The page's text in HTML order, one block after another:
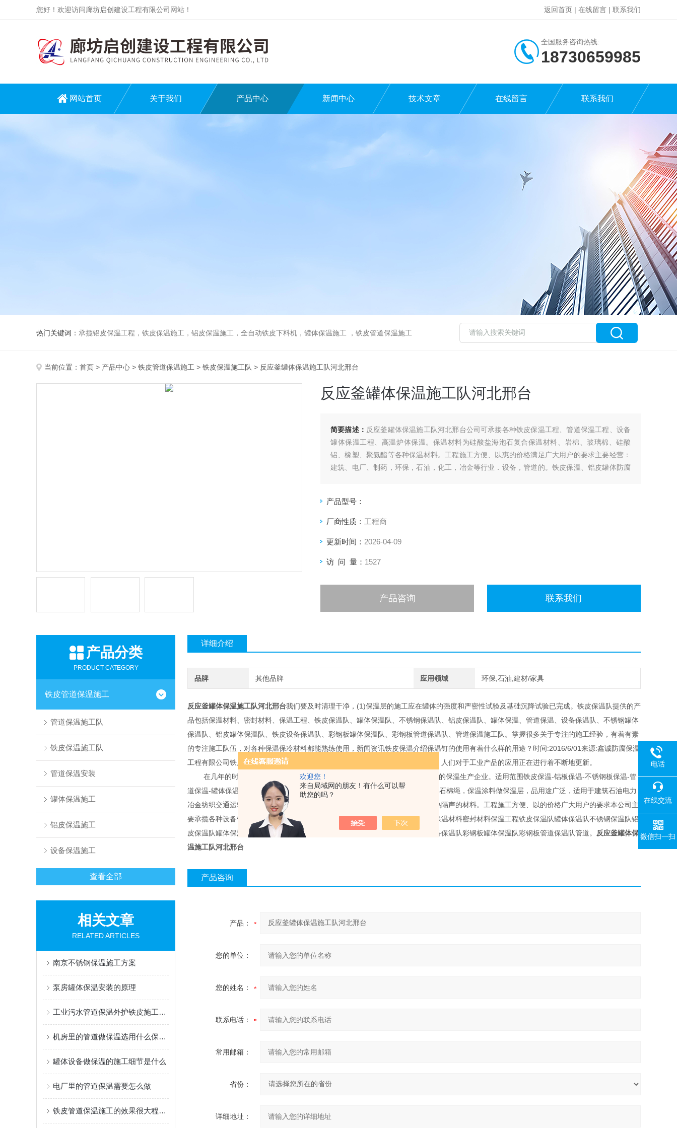
欢迎您！
来自局域网的朋友！有什么可以帮
助您的吗？
您好！欢迎访问廊坊启创建设工程有限公司网站！ 返回首页 | 在线留言 | 联系我们
全国服务咨询热线:
18730659985
网站首页 关于我们 产品中心 新闻中心 技术文章 在线留言 联系我们
热门关键词： 承揽铝皮保温工程，铁皮保温施工，铝皮保温施工，全自动铁皮下料机，罐体保温施工 ，铁皮管道保温施工
当前位置： 首页 > 产品中心 > 铁皮管道保温施工 > 铁皮保温施工队 > 反应釜罐体保温施工队河北邢台
反应釜罐体保温施工队河北邢台
简要描述： 反应釜罐体保温施工队河北邢台公司可承接各种铁皮保温工程、管道保温工程、设备
罐体保温工程、高温炉体保温。保温材料为硅酸盐海泡石复合保温材料、岩棉、玻璃棉、硅酸
铝、橡塑、聚氨酯等各种保温材料。工程施工方便、以惠的价格满足广大用户的要求主要经营：
建筑、电厂、制药，环保，石油，化工，冶金等行业．设备，管道的。铁皮保温、铝皮罐体防腐
产品型号：
厂商性质： 工程商
更新时间： 2026-04-09
访 问 量： 1527
产品咨询 联系我们
产品分类
PRODUCT CATEGORY
铁皮管道保温施工
管道保温施工队
铁皮保温施工队
管道保温安装
罐体保温施工
铝皮保温施工
设备保温施工
查看全部
相关文章
RELATED ARTICLES
南京不锈钢保温施工方案
泵房罐体保温安装的原理
工业污水管道保温外护铁皮施工队哪里的专业
机房里的管道做保温选用什么保温材料
罐体设备做保温的施工细节是什么
电厂里的管道保温需要怎么做
铁皮管道保温施工的效果很大程度上取决于细节处理
详细介绍
品牌 其他品牌 应用领域 环保,石油,建材/家具
反应釜罐体保温施工队河北邢台我们要及时清理干净，(1)保温层的施工应在罐体的强度和严密性试验及基础沉降试验已完成。铁皮保温队提供的产
品包括保温材料、密封材料、保温工程、铁皮保温队、罐体保温队、不锈钢保温队、铝皮保温队、罐体保温、管道保温、设备保温队、不锈钢罐体
保温队、铝皮罐体保温队、铁皮设备保温队、彩钢板罐体保温队、彩钢板管道保温队、管道保温施工队。掌握很多关于专注的施工经验，有着有素
的专注施工队伍，对各种保温保冷材料都能熟练使用，新闻资讯铁皮保温介绍保温钉的使用有着什么样的用途？时间:2016/6/01来源:鑫诚防腐保温
工程有限公司铁皮保温介绍保温钉的使用有着什么样的用途？在工业化的进程中，人们对于工业产品的应用正在进行着不断地更新。
在几年的时间内，通过技术*企业经营，逐步保温材料的主要市场，成为国内的保温生产企业。适用范围铁皮保温-铝板保温-不锈钢板保温-管
道保温-罐体保温-阀门保温我公司采用聚氨酯，橡塑，硅酸铝，硅酸盐，玻璃棉，石棉绳，保温涂料做保温层，品用途广泛，适用于建筑石油电力
冶金纺织交通运输等行业，是管道贮罐锅炉烟道热交换器风机车船等工业设备隔热隔声的材料。工程施工方便、以的价格广大用户的要求本公司主
要承揽各种设备管道防水锅炉化工墙体保温水质净化等保温公司提供的产品包括保温材料密封材料保温工程铁皮保温队罐体保温队不锈钢保温队铝
皮保温队罐体保温管道保温设备保温队不锈钢罐体保温队铝皮罐体保温队铁皮设备保温队彩钢板罐体保温队彩钢板管道保温队管道。
反应釜罐体保
温施工队河北邢台
产品咨询
产品：
您的单位：
您的姓名：
联系电话：
常用邮箱：
省份：
详细地址：
电话
在线交流
微信扫一扫